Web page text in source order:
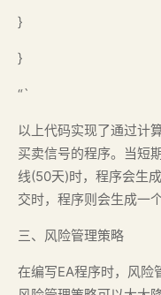
}
}
“`
以上代码实现了通过计
买卖信号的程序。当短
线(50天)时，程序会生
交时，程序则会生成一
三、风险管理策略
在编写EA程序时，风险